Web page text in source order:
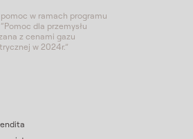
w ramach programu
dla przemysłu
z cenami gazu
w 2024r.”